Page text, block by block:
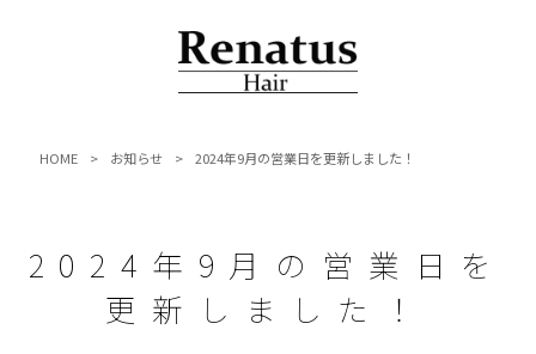
HOME > お知らせ > 2024年9月の営業日を更新しました！
2024年9月の営業日を
更新しました！